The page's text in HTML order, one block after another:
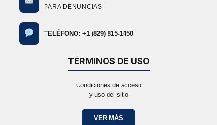
PARA DENUNCIAS
TELÉFONO: +1 (829) 815-1450
TÉRMINOS DE USO
Condiciones de acceso
y uso del sitio
VER MÁS